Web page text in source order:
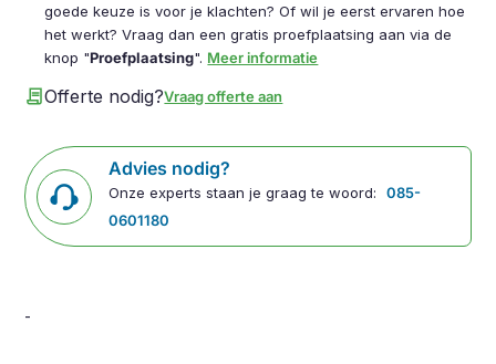
goede keuze is voor je klachten? Of wil je eerst ervaren hoe
het werkt? Vraag dan een gratis proefplaatsing aan via de
knop "Proefplaatsing". Meer informatie
contractOfferte nodig?Vraag offerte aan
Advies nodig?
Onze experts staan je graag te woord:
085-
0601180
-